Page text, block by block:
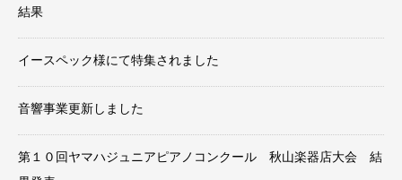
結果
イースペック様にて特集されました
音響事業更新しました
第１０回ヤマハジュニアピアノコンクール 秋山楽器店大会 結